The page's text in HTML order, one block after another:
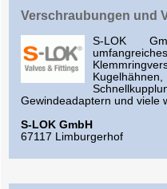
Verschraubungen und
S-LOK
Gewindeadaptern und viele
S-LOK GmbH
67117 Limburgerhof